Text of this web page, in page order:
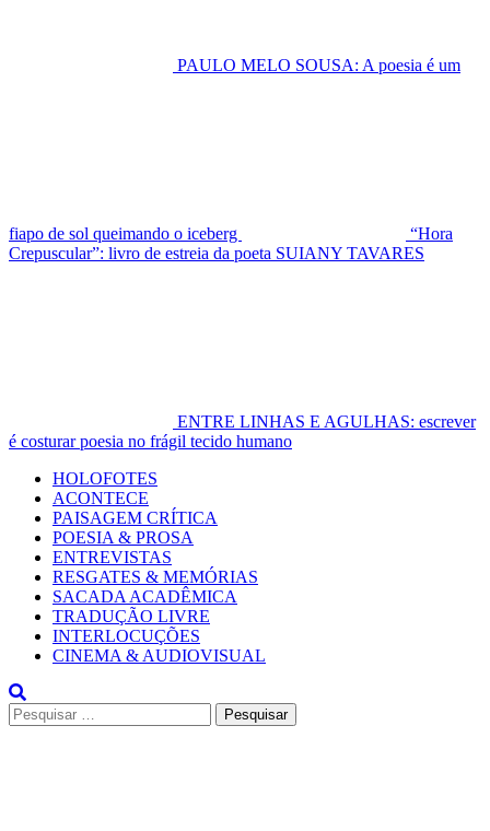
PAULO MELO SOUSA: A poesia é um
fiapo de sol queimando o iceberg
“Hora
Crepuscular”: livro de estreia da poeta SUIANY TAVARES
ENTRE LINHAS E AGULHAS: escrever
é costurar poesia no frágil tecido humano
Primary
Menu
HOLOFOTES
ACONTECE
PAISAGEM CRÍTICA
POESIA & PROSA
ENTREVISTAS
RESGATES & MEMÓRIAS
SACADA ACADÊMICA
TRADUÇÃO LIVRE
INTERLOCUÇÕES
CINEMA & AUDIOVISUAL
Pesquisar
por: